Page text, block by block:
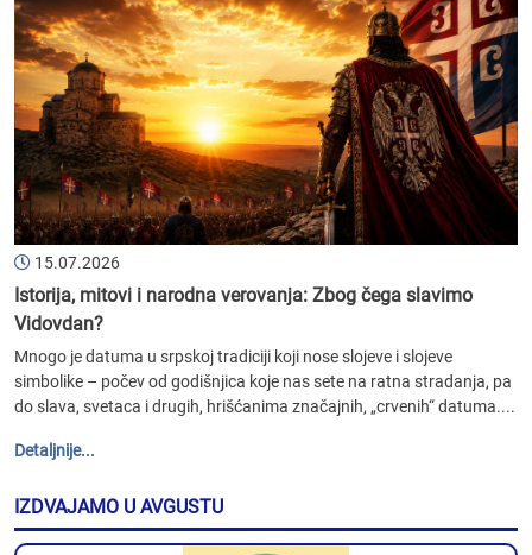
15.07.2026
Istorija, mitovi i narodna verovanja: Zbog čega slavimo
Vidovdan?
Mnogo je datuma u srpskoj tradiciji koji nose slojeve i slojeve
simbolike – počev od godišnjica koje nas sete na ratna stradanja, pa
do slava, svetaca i drugih, hrišćanima značajnih, „crvenih“ datuma....
Detaljnije...
IZDVAJAMO U AVGUSTU